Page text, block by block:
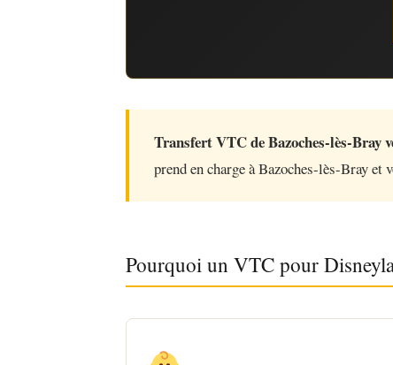
Transfert VTC de Bazoches-lès-Bray
prend en charge à Bazoches-lès-Bray et
Pourquoi un VTC pour